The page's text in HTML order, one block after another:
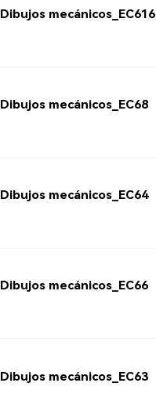
Dibujos mecánicos_EC616
Dibujos mecánicos_EC68
Dibujos mecánicos_EC64
Dibujos mecánicos_EC66
Dibujos mecánicos_EC63